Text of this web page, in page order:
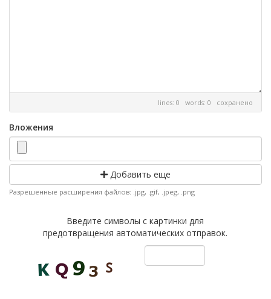
lines: 0 words: 0 сохранено
Вложения
Добавить еще
Разрешенные расширения файлов: .jpg, .gif, .jpeg, .png
Введите символы с картинки для
предотвращения автоматических отправок.